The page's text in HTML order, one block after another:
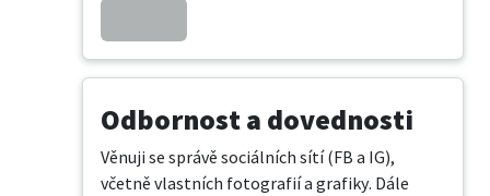
Odbornost a dovednosti
Věnuji se správě sociálních sítí (FB a IG),
včetně vlastních fotografií a grafiky. Dále